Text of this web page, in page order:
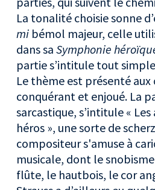
La tonalité choisie sonne
mi bémol majeur, celle
dans saSymphonie
partie s’intitule tout
Le thème est présenté aux
conquérant et enjoué. La
sarcastique, s’intitule « Les
héros », une sorte de
compositeur s'amuse à
musicale, dont le
flûte, le hautbois, le cor